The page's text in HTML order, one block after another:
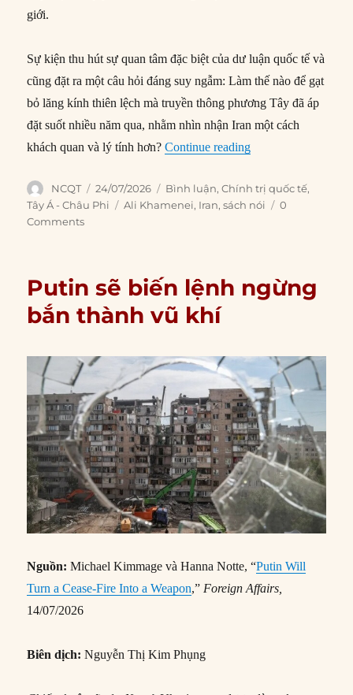
giới.
Sự kiện thu hút sự quan tâm đặc biệt của dư luận quốc tế và
cũng đặt ra một câu hỏi đáng suy ngẫm: Làm thế nào để gạt
bỏ lăng kính thiên lệch mà truyền thông phương Tây đã áp
đặt suốt nhiều năm qua, nhằm nhìn nhận Iran một cách
khách quan và lý tính hơn?Continue reading““Sự tử đạo” của
Author
NCQT
Posted
on
24/07/2026 Categories
Bình luận,Chính trị quốc tế,
Tây Á - Châu Phi
Tags
Ali Khamenei, Iran,sách nói
0
Comments
Putin sẽ biến lệnh ngừng
bắn thành vũ khí
Nguồn: Michael Kimmage và Hanna Notte, “Putin Will
Turn a Cease-Fire Into a Weapon,” Foreign Affairs
14/07/2026
Biên dịch:Nguyễn Thị Kim Phụng